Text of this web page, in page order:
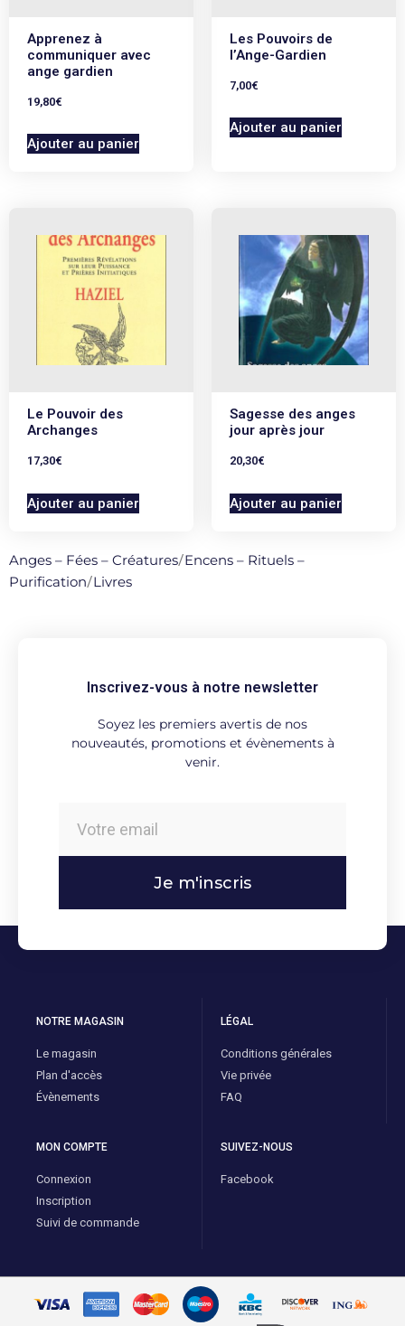
Apprenez à
communiquer avec
ange gardien
19,80€
Ajouter au panier
Les Pouvoirs de
l’Ange-Gardien
7,00€
Ajouter au panier
Le Pouvoir des
Archanges
17,30€
Ajouter au panier
Sagesse des anges
jour après jour
20,30€
Ajouter au panier
Anges – Fées – Créatures/Encens – Rituels –
Purification/Livres
Inscrivez-vous à notre newsletter
Soyez les premiers avertis de nos
nouveautés, promotions et évènements à
venir.
Je m'inscris
NOTRE MAGASIN
Le magasin
Plan d'accès
Évènements
LÉGAL
Conditions générales
Vie privée
FAQ
MON COMPTE
Connexion
Inscription
Suivi de commande
SUIVEZ-NOUS
Facebook